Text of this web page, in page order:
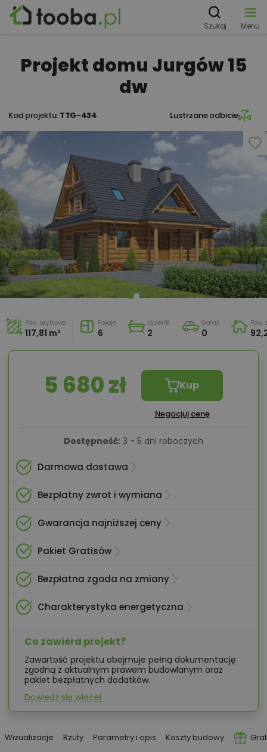
Szukaj Menu
Projekt domu Jurgów 15
dw
Kod projektu: TTG-434 Lustrzane odbicie
Pow. użytkowa
117,81 m²
Pokoje
6
Łazienki
2
Garaż
0
Pow.
5 680 zł Kup
Negocjuj cenę
Dostępność: 3 - 5 dni roboczych
Darmowa dostawa
Bezpłatny zwrot i wymiana
Gwarancja najniższej ceny
Pakiet Gratisów
Bezpłatna zgoda na zmiany
Charakterystyka energetyczna
Co zawiera projekt?
Zawartość projektu obejmuje pełną dokumentację
zgodną z aktualnym prawem budowlanym oraz
pakiet bezpłatnych dodatków.
Dowiedz się więcej
Wizualizacje Rzuty Parametry i opis Koszty budowy